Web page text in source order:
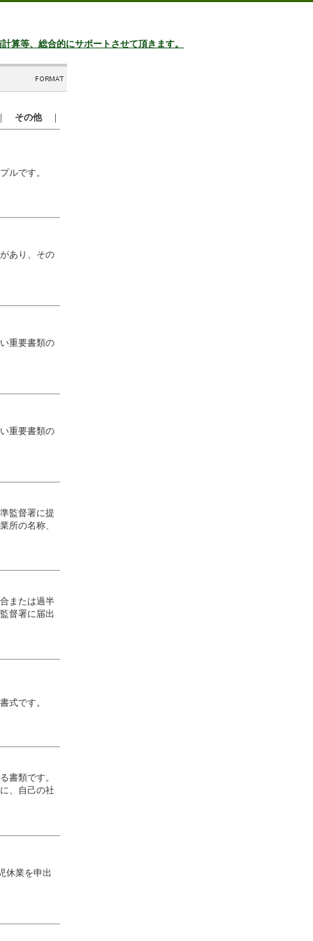
算等、総合的にサポートさせて頂きます。
その他｜
ルです。
あり、その
重要書類の
重要書類の
監督署に提
所の名称、
または過半
督署に届出
式です。
書類です。
、自己の社
休業を申出